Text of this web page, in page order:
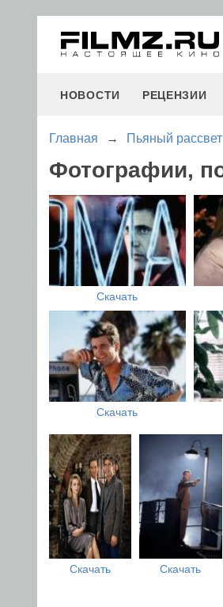
НОВОСТИ РЕЦЕНЗИИ
Главная → Пьяный рассвет
Фотографии,
Скачать
Скачать
Скачать Скачать